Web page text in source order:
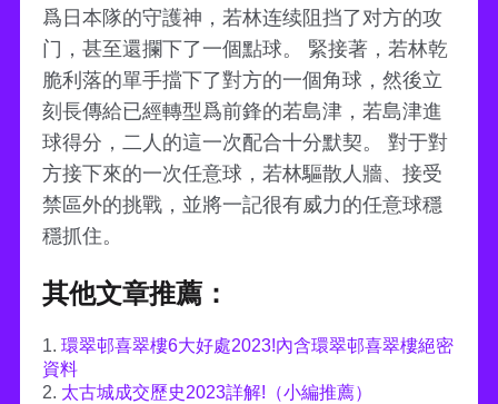
爲日本隊的守護神，若林连续阻挡了对方的攻
门，甚至還攔下了一個點球。 緊接著，若林乾
脆利落的單手擋下了對方的一個角球，然後立
刻長傳給已經轉型爲前鋒的若島津，若島津進
球得分，二人的這一次配合十分默契。 對于對
方接下來的一次任意球，若林驅散人牆、接受
禁區外的挑戰，並將一記很有威力的任意球穩
穩抓住。
其他文章推薦：
1. 環翠邨喜翠樓6大好處2023!內含環翠邨喜翠樓絕密
資料
2. 太古城成交歷史2023詳解!（小編推薦）